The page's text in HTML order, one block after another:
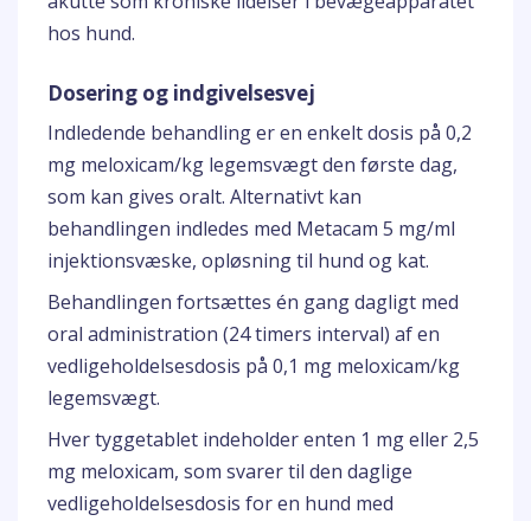
hos hund.
Dosering og indgivelsesvej
Indledende behandling er en enkelt dosis på 0,2
mg meloxicam/kg legemsvægt den første dag,
som kan gives oralt. Alternativt kan
behandlingen indledes med Metacam 5 mg/ml
injektionsvæske, opløsning til hund og kat.
Behandlingen fortsættes én gang dagligt med
oral administration (24 timers interval) af en
vedligeholdelsesdosis på 0,1 mg meloxicam/kg
legemsvægt.
Hver tyggetablet indeholder enten 1 mg eller 2,5
mg meloxicam, som svarer til den daglige
vedligeholdelsesdosis for en hund med